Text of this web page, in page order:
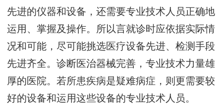
先进的仪器和设备，还需要专业技术人员正确地
运用、掌握及操作。所以言就诊时应依据实际情
况和可能，尽可能挑选医疗设备先进、检测手段
先进齐全。诊断医治器械完善，专业技术力量雄
厚的医院。若所患疾病是疑难病症，则更需要较
好的设备和运用这些设备的专业技术人员。